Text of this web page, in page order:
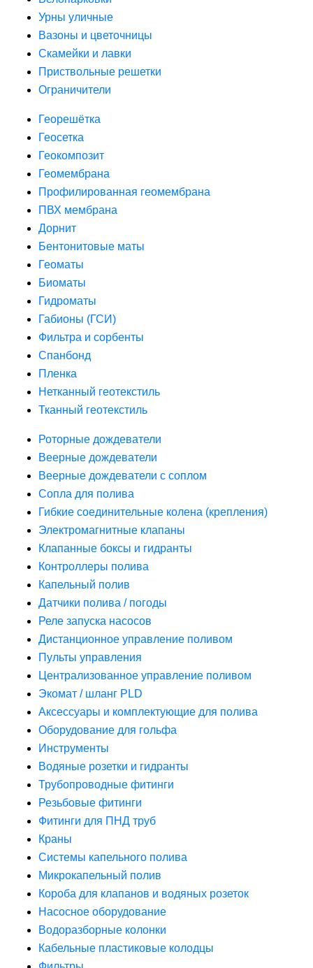
Урны уличные
Вазоны и цветочницы
Скамейки и лавки
Приствольные решетки
Ограничители
Георешётка
Геосетка
Геокомпозит
Геомембрана
Профилированная геомембрана
ПВХ мембрана
Дорнит
Бентонитовые маты
Геоматы
Биоматы
Гидроматы
Габионы (ГСИ)
Фильтра и сорбенты
Спанбонд
Пленка
Нетканный геотекстиль
Тканный геотекстиль
Роторные дождеватели
Веерные дождеватели
Веерные дождеватели с соплом
Сопла для полива
Гибкие соединительные колена (крепления)
Электромагнитные клапаны
Клапанные боксы и гидранты
Контроллеры полива
Капельный полив
Датчики полива / погоды
Реле запуска насосов
Дистанционное управление поливом
Пульты управления
Централизованное управление поливом
Экомат / шланг PLD
Аксессуары и комплектующие для полива
Оборудование для гольфа
Инструменты
Водяные розетки и гидранты
Трубопроводные фитинги
Резьбовые фитинги
Фитинги для ПНД труб
Краны
Системы капельного полива
Микрокапельный полив
Короба для клапанов и водяных розеток
Насосное оборудование
Водоразборные колонки
Кабельные пластиковые колодцы